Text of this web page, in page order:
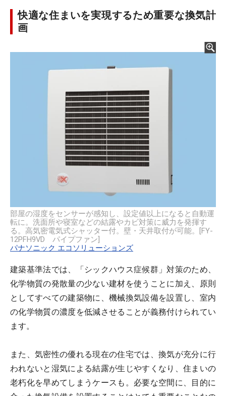
快適な住まいを実現するため重要な換気計
画
部屋の湿度をセンサーが感知し、設定値以上になると自動運
転に。洗面所や寝室などの結露やカビ対策に威力を発揮す
る。高気密電気式シャッター付。壁・天井取付が可能。[FY-
12PFH9VD パイプファン]
パナソニック エコソリューションズ
建築基準法では、「シックハウス症候群」対策のため、
化学物質の発散量の少ない建材を使うことに加え、原則
としてすべての建築物に、機械換気設備を設置し、室内
の化学物質の濃度を低減させることが義務付けられてい
ます。
また、気密性の優れる現在の住宅では、換気が充分に行
われないと湿気による結露が生じやすくなり、住まいの
老朽化を早めてしまうケースも。必要な空間に、目的に